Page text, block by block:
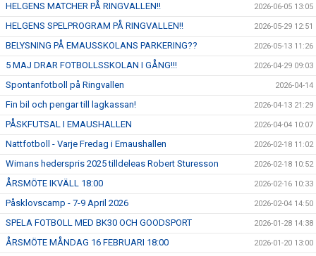
HELGENS MATCHER PÅ RINGVALLEN!! 2026-06-05 13:05
HELGENS SPELPROGRAM PÅ RINGVALLEN!! 2026-05-29 12:51
BELYSNING PÅ EMAUSSKOLANS PARKERING?? 2026-05-13 11:26
5 MAJ DRAR FOTBOLLSSKOLAN I GÅNG!!! 2026-04-29 09:03
Spontanfotboll på Ringvallen 2026-04-14
Fin bil och pengar till lagkassan! 2026-04-13 21:29
PÅSKFUTSAL I EMAUSHALLEN 2026-04-04 10:07
Nattfotboll - Varje Fredag i Emaushallen 2026-02-18 11:02
Wimans hederspris 2025 tilldeleas Robert Sturesson 2026-02-18 10:52
ÅRSMÖTE IKVÄLL 18:00 2026-02-16 10:33
Påsklovscamp - 7-9 April 2026 2026-02-04 14:50
SPELA FOTBOLL MED BK30 OCH GOODSPORT 2026-01-28 14:38
ÅRSMÖTE MÅNDAG 16 FEBRUARI 18:00 2026-01-20 13:00